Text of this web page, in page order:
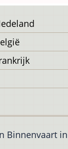
Binnenvaart